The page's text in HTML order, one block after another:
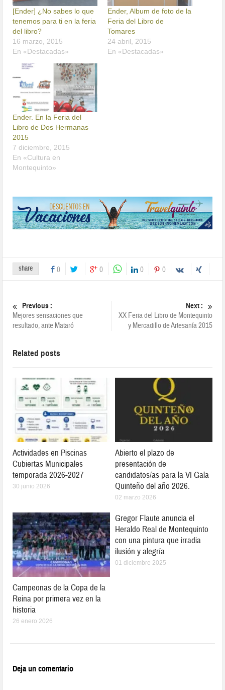
[Ender] ¿No sabes lo que
tenemos para ti en la feria
del libro?
16 marzo, 2015
En «Destacadas»
Ender, Album de foto de la
Feria del Libro de
Tomares
24 abril, 2015
En «Destacadas»
Ender. En la Feria del
Libro de Dos Hermanas
2015
7 diciembre, 2015
En «Cultura en
Montequinto»
share 0 0 0 0
Previous :
Mejores sensaciones que
resultado, ante Mataró
Next :
XX Feria del Libro de Montequinto
y Mercadillo de Artesanía 2015
Related posts
Actividades en Piscinas
Cubiertas Municipales
temporada 2026-2027
30 junio 2026
Abierto el plazo de
presentación de
candidatos/as para la VI Gala
Quinteño del año 2026.
02 marzo 2026
Campeonas de la Copa de la
Reina por primera vez en la
historia
26 enero 2026
Gregor Flaute anuncia el
Heraldo Real de Montequinto
con una pintura que irradia
ilusión y alegría
01 diciembre 2025
Deja un comentario